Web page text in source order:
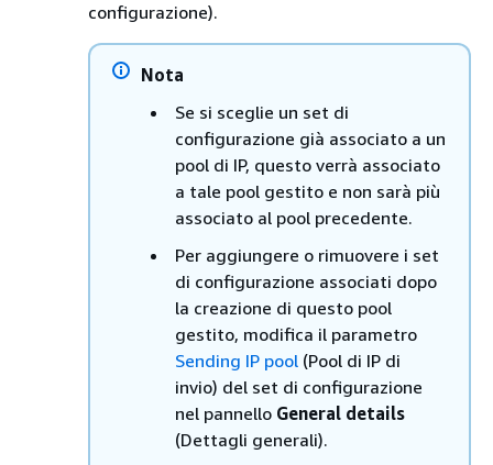
configurazione).
Nota
Se si sceglie un set di
configurazione già associato a un
pool di IP, questo verrà associato
a tale pool gestito e non sarà più
associato al pool precedente.
Per aggiungere o rimuovere i set
di configurazione associati dopo
la creazione di questo pool
gestito, modifica il parametro
Sending IP pool (Pool di IP di
invio) del set di configurazione
nel pannello General details
(Dettagli generali).